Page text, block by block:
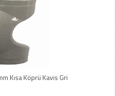
Kısa Köprü Kavis Gri